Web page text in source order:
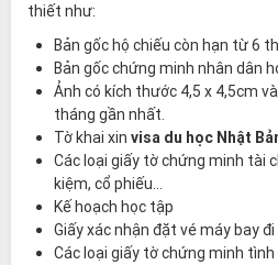
thiết như:
Bản gốc hộ chiếu còn hạn từ 6
Bản gốc chứng minh nhân dân
Ảnh có kích thước 4,5 x 4,5cm
tháng gần nhất.
Tờ khai xin visa du học Nhật
Các loại giấy tờ chứng minh tài
kiệm, cổ phiếu…
Kế hoạch học tập
Giấy xác nhận đặt vé máy bay đi
Các loại giấy tờ chứng minh